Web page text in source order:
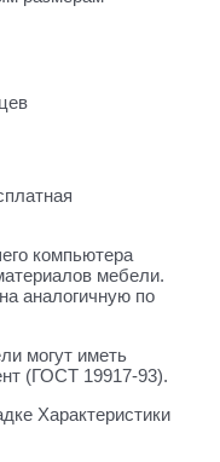
компьютера
мебели.
аналогичную по
могут иметь
(ГОСТ 19917-93).
Характеристики